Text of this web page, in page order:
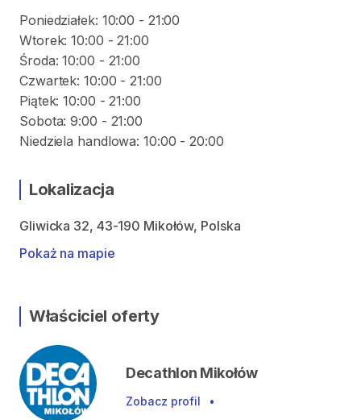
Poniedziałek: 10:00 - 21:00
Wtorek: 10:00 - 21:00
Środa: 10:00 - 21:00
Czwartek: 10:00 - 21:00
Piątek: 10:00 - 21:00
Sobota: 9:00 - 21:00
Niedziela handlowa: 10:00 - 20:00
Lokalizacja
Gliwicka 32, 43-190 Mikołów, Polska
Pokaż na mapie
Właściciel oferty
Decathlon Mikołów
Zobacz profil •